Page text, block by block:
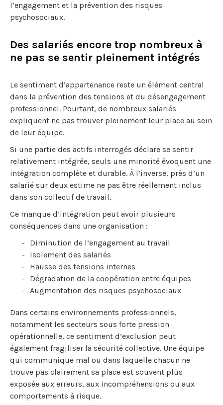
l’engagement et la prévention des risques
psychosociaux.
Des salariés encore trop nombreux à
ne pas se sentir pleinement intégrés
Le sentiment d’appartenance reste un élément central
dans la prévention des tensions et du désengagement
professionnel. Pourtant, de nombreux salariés
expliquent ne pas trouver pleinement leur place au sein
de leur équipe.
Si une partie des actifs interrogés déclare se sentir
relativement intégrée, seuls une minorité évoquent une
intégration complète et durable. À l’inverse, près d’un
salarié sur deux estime ne pas être réellement inclus
dans son collectif de travail.
Ce manque d’intégration peut avoir plusieurs
conséquences dans une organisation :
Diminution de l’engagement au travail
Isolement des salariés
Hausse des tensions internes
Dégradation de la coopération entre équipes
Augmentation des risques psychosociaux
Dans certains environnements professionnels,
notamment les secteurs sous forte pression
opérationnelle, ce sentiment d’exclusion peut
également fragiliser la sécurité collective. Une équipe
qui communique mal ou dans laquelle chacun ne
trouve pas clairement sa place est souvent plus
exposée aux erreurs, aux incompréhensions ou aux
comportements à risque.